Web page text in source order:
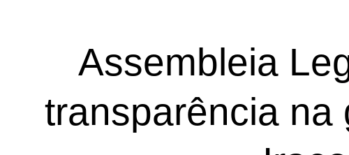
Assembleia
transparência na